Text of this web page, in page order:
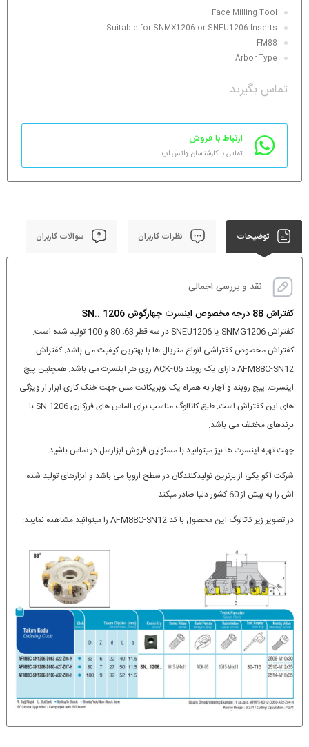
Face Milling Tool
Suitable for SNMX1206 or SNEU1206 Inserts
FM88
Arbor Type
تماس بگیرید
ارتباط با فروش
تماس با کارشناسان واتس اپ
توضیحات نظرات کاربران سوالات کاربران
نقد و بررسی اجمالی
کفتراش 88 درجه مخصوص اینسرت چهارگوش SN.. 1206
کفتراش SNMG1206 یا SNEU1206 در سه قطر 63، 80 و 100 تولید شده است.
کفتراش مخصوص کفتراشی انواع متریال ها با بهترین کیفیت می باشد. کفتراش
AFM88C-SN12 دارای یک روبند ACK-05 روی هر اینسرت می باشد. همچنین پیچ
اینسرت، پیچ روبند و آچار به همراه یک لوبریکانت مس جهت خنک کاری ابزار از ویژگی
های این کفتراش است. طبق کاتالوگ مناسب برای الماس های فرزکاری SN 1206 با
برندهای مختلف می باشد.
جهت تهیه اینسرت ها نیز میتوانید با مسئولین فروش ابزارسل در تماس باشید.
شرکت آکو یکی از برترین تولیدکنندگان در سطح اروپا می باشد و ابزارهای تولید شده
اش را به بیش از 60 کشور دنیا صادر میکند.
در تصویر زیر کاتالوگ این محصول با کد AFM88C-SN12 را میتوانید مشاهده نمایید: